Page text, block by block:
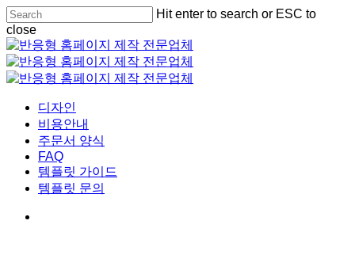
Skip
to
main
content
Hit enter to search or ESC to
close
Close
Search
Menu
디자인
비용안내
주문서 양식
FAQ
템플릿 가이드
템플릿 문의